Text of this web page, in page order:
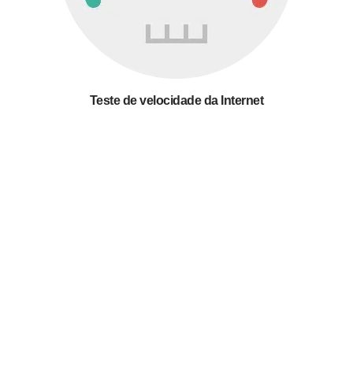
Teste de velocidade da Internet